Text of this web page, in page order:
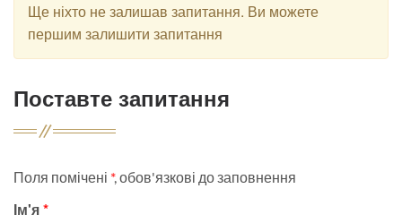
Ще ніхто не залишав запитання. Ви можете
першим залишити запитання
Поставте запитання
Поля помічені *, обов'язкові до заповнення
Ім'я*